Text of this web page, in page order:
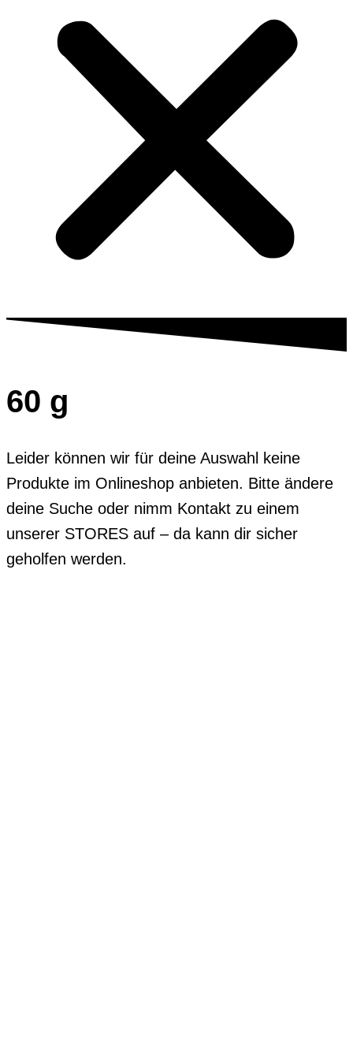
60 g
Leider können wir für deine Auswahl keine
Produkte im Onlineshop anbieten. Bitte ändere
deine Suche oder nimm Kontakt zu einem
unserer STORES auf – da kann dir sicher
geholfen werden.